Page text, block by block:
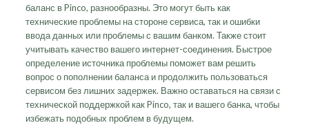
баланс в Pinco, разнообразны. Это могут быть как
технические проблемы на стороне сервиса, так и ошибки
ввода данных или проблемы с вашим банком. Также стоит
учитывать качество вашего интернет-соединения. Быстрое
определение источника проблемы поможет вам решить
вопрос о пополнении баланса и продолжить пользоваться
сервисом без лишних задержек. Важно оставаться на связи с
технической поддержкой как Pinco, так и вашего банка, чтобы
избежать подобных проблем в будущем.